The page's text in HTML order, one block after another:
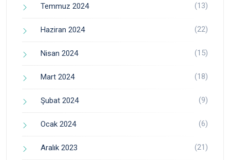
Temmuz 2024 (13)
Haziran 2024 (22)
Nisan 2024 (15)
Mart 2024 (18)
Şubat 2024 (9)
Ocak 2024 (6)
Aralık 2023 (21)